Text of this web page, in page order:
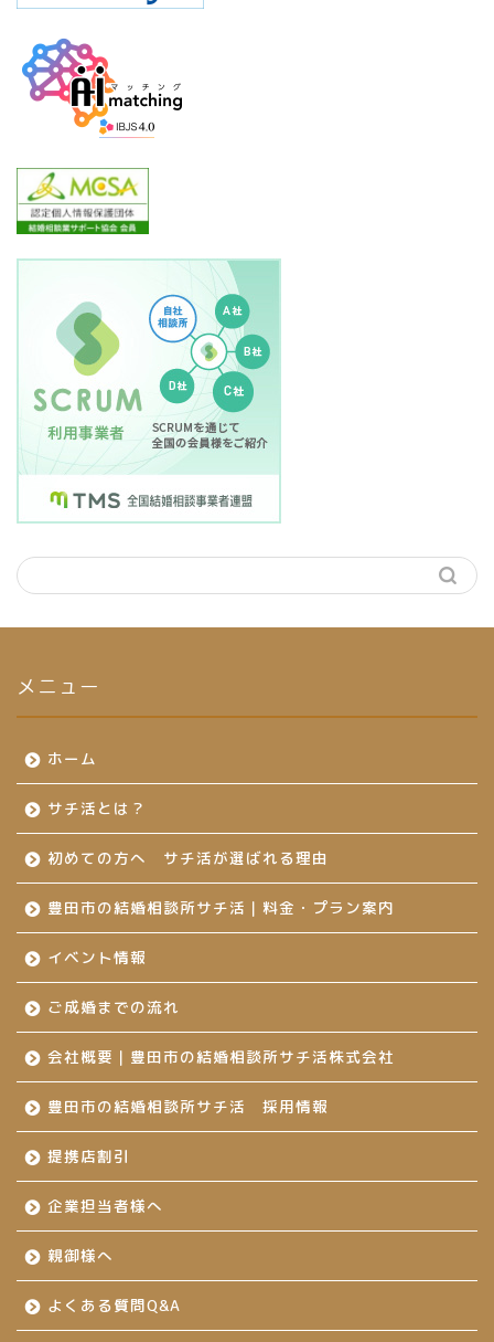
メニュー
ホーム
サチ活とは？
初めての方へ サチ活が選ばれる理由
豊田市の結婚相談所サチ活｜料金・プラン案内
イベント情報
ご成婚までの流れ
会社概要｜豊田市の結婚相談所サチ活株式会社
豊田市の結婚相談所サチ活 採用情報
提携店割引
企業担当者様へ
親御様へ
よくある質問Q&A